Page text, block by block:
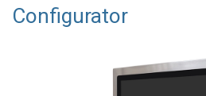
Configurator